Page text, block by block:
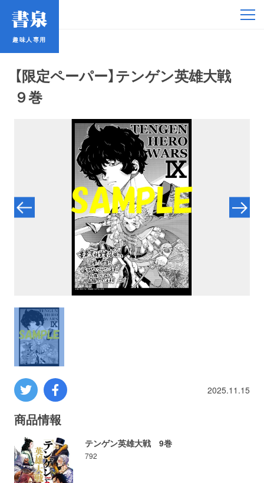
趣味人専用
【限定ペーパー】テンゲン英雄大戦
９巻
2025.11.15
商品情報
テンゲン英雄大戦 9巻
792
趣味人専用
鉄道・バス
コミック・ラノベ
プロレス
数学
コンピューター
ミリタリー
その他
イベント